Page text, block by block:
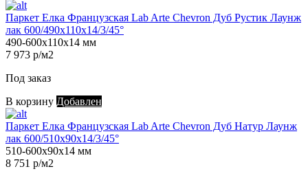
Паркет Елка Французская Lab Arte Chevron Дуб Рустик Лаунж
лак 600/490х110х14/3/45°
490-600х110х14 мм
7 973 р/м2
Под заказ
В корзину Добавлен
Паркет Елка Французская Lab Arte Chevron Дуб Натур Лаунж
лак 600/510х90х14/3/45°
510-600х90х14 мм
8 751 р/м2